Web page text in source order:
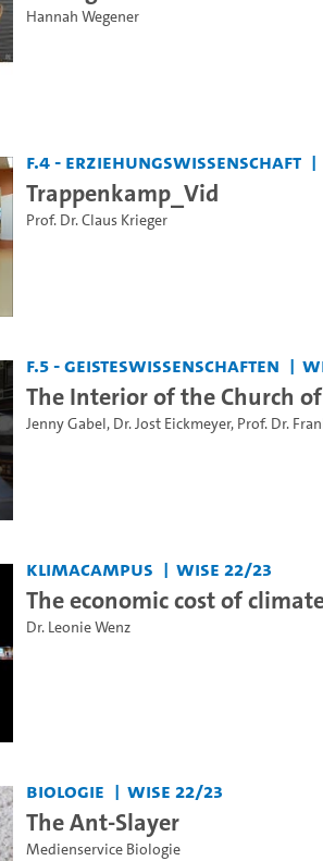
Hannah Wegener
F.4 - Erziehungswissenschaft
Trappenkamp_Vid
Prof. Dr. Claus Krieger
F.5 - Geisteswissenschaften
The Interior of the Church
Jenny Gabel, Dr. Jost Eickmeyer, Prof. Dr.
KlimaCampus WiSe 22/23
The economic cost of
Dr. Leonie Wenz
Biologie WiSe 22/23
The Ant-Slayer
Medienservice Biologie